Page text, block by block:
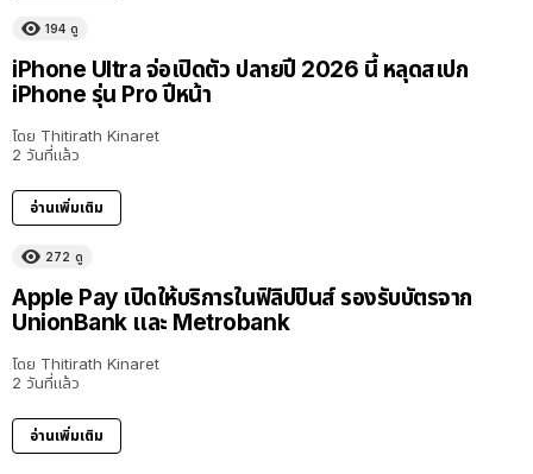
194 ดู
iPhone Ultra จ่อเปิดตัว ปลายปี 2026 นี้ หลุดสเปก
iPhone รุ่น Pro ปีหน้า
โดย Thitirath Kinaret
2 วันที่แล้ว
อ่านเพิ่มเติม
272 ดู
Apple Pay เปิดให้บริการในฟิลิปปินส์ รองรับบัตรจาก
UnionBank และ Metrobank
โดย Thitirath Kinaret
2 วันที่แล้ว
อ่านเพิ่มเติม